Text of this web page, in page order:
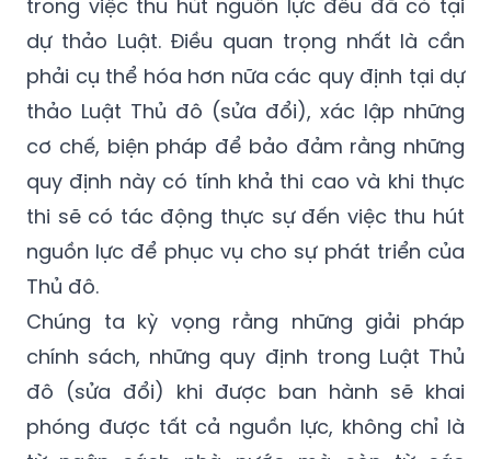
phải cụ thể hóa hơn nữa các quy định tại dự
thảo Luật Thủ đô (sửa đổi), xác lập những
cơ chế, biện pháp để bảo đảm rằng những
quy định này có tính khả thi cao và khi thực
thi sẽ có tác động thực sự đến việc thu hút
nguồn lực để phục vụ cho sự phát triển của
Thủ đô.
Chúng ta kỳ vọng rằng những giải pháp
chính sách, những quy định trong Luật Thủ
đô (sửa đổi) khi được ban hành sẽ khai
phóng được tất cả nguồn lực, không chỉ là
từ ngân sách nhà nước mà còn từ các
nguồn lực khác, từ đó tạo được nguồn lực